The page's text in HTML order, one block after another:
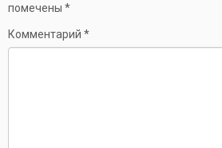
помечены *
Комментарий *